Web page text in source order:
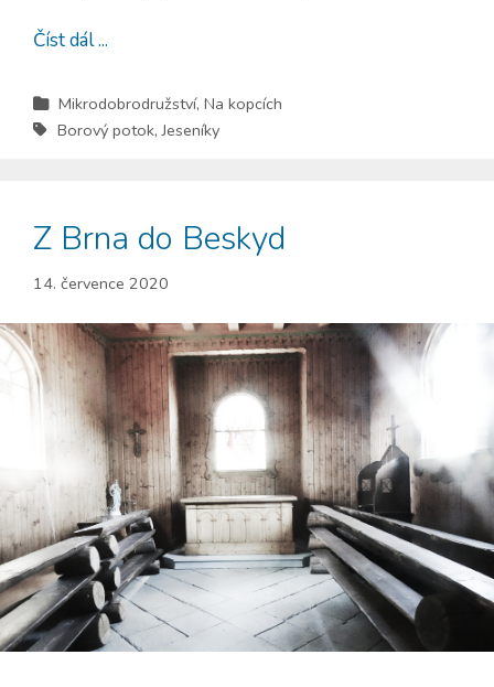
Číst dál ...
Mikrodobrodružství, Na kopcích
Borový potok,Jeseníky
Z Brna do Beskyd
14. července 2020